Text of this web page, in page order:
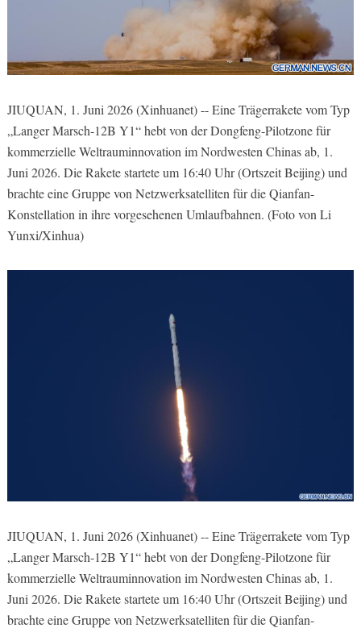
JIUQUAN, 1. Juni 2026 (Xinhuanet) -- Eine Trägerrakete vom Typ
„Langer Marsch-12B Y1“ hebt von der Dongfeng-Pilotzone für
kommerzielle Weltrauminnovation im Nordwesten Chinas ab, 1.
Juni 2026. Die Rakete startete um 16:40 Uhr (Ortszeit Beijing) und
brachte eine Gruppe von Netzwerksatelliten für die Qianfan-
Konstellation in ihre vorgesehenen Umlaufbahnen. (Foto von Li
Yunxi/Xinhua)
JIUQUAN, 1. Juni 2026 (Xinhuanet) -- Eine Trägerrakete vom Typ
„Langer Marsch-12B Y1“ hebt von der Dongfeng-Pilotzone für
kommerzielle Weltrauminnovation im Nordwesten Chinas ab, 1.
Juni 2026. Die Rakete startete um 16:40 Uhr (Ortszeit Beijing) und
brachte eine Gruppe von Netzwerksatelliten für die Qianfan-